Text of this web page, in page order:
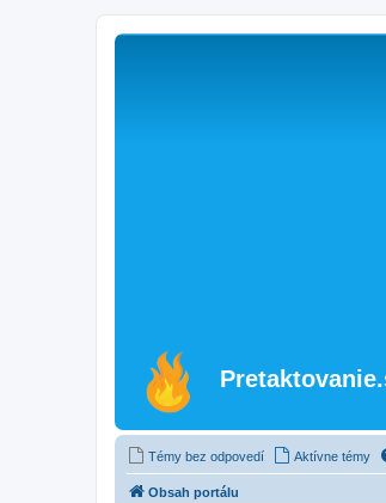
Témy bez odpovedí Aktívne témy
Obsah portálu